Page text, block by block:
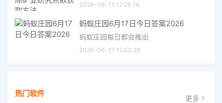
2026-06-17 12:29:16
蚂蚁庄园6月17日今日答案2026
蚂蚁庄园每日都会推出
2026-06-17 12:00:28
热门软件 更多